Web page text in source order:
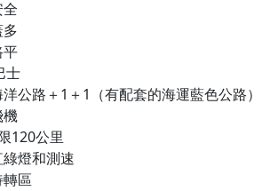
平
士
公路＋1＋1（有配套的海運藍色公路）
機
120公里
燈和測速
區